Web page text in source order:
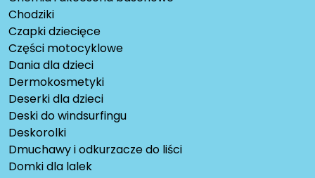
Chodziki
Czapki dziecięce
Części motocyklowe
Dania dla dzieci
Dermokosmetyki
Deserki dla dzieci
Deski do windsurfingu
Deskorolki
Dmuchawy i odkurzacze do liści
Domki dla lalek